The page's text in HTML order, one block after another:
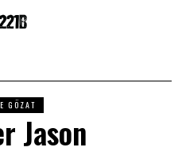
GÖZAT
Jason